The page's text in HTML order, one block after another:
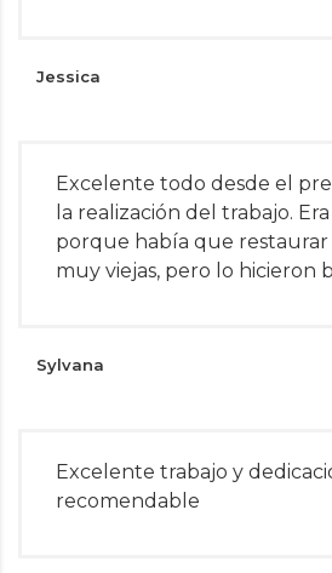
Jessica
Excelente todo desde el
la realización del trabajo.
porque había que
muy viejas, pero lo hicieron
Sylvana
Excelente trabajo y
recomendable